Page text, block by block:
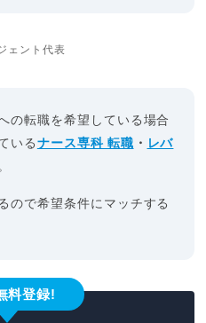
ェント代表
の転職を希望している場合
いる ナース専科 転職 ・ レバ
ので希望条件にマッチする
料登録!